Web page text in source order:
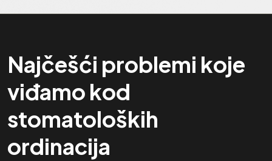
Najčešći problemi koje
viđamo kod
stomatoloških
ordinacija